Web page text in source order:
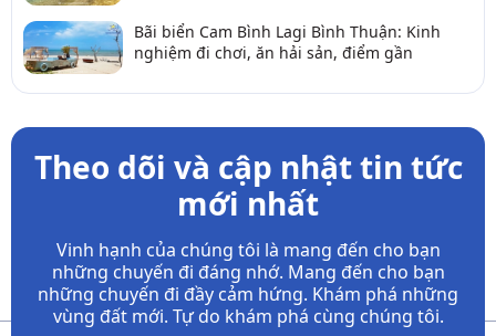
Bãi biển Cam Bình Lagi Bình Thuận: Kinh
nghiệm đi chơi, ăn hải sản, điểm gần
Theo dõi và cập nhật tin tức
mới nhất
Vinh hạnh của chúng tôi là mang đến cho bạn
những chuyến đi đáng nhớ. Mang đến cho bạn
những chuyến đi đầy cảm hứng. Khám phá những
vùng đất mới. Tự do khám phá cùng chúng tôi.